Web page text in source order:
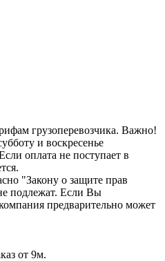
грузоперевозчика. Важно!
и воскресенье
оплата не поступает в
"Закону о защите прав
подлежат. Если Вы
предварительно может
от 9м.